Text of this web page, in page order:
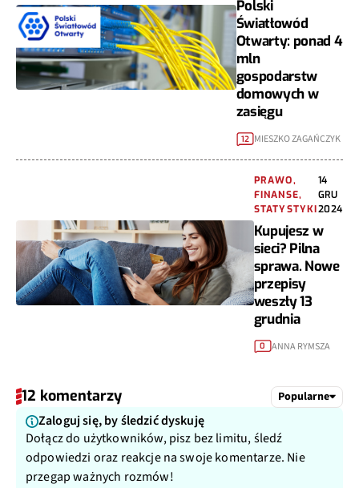
Polski
Światłowód
Otwarty: ponad 4
mln
gospodarstw
domowych w
zasięgu
12 MIESZKO ZAGAŃCZYK
PRAWO,
FINANSE,
STATYSTYKI
14
GRU
2024
Kupujesz w
sieci? Pilna
sprawa. Nowe
przepisy
weszły 13
grudnia
0 ANNA RYMSZA
12 komentarzy Popularne
Zaloguj się, by śledzić dyskuję
Dołącz do użytkowników, pisz bez limitu, śledź
odpowiedzi oraz reakcje na swoje komentarze. Nie
przegap ważnych rozmów!